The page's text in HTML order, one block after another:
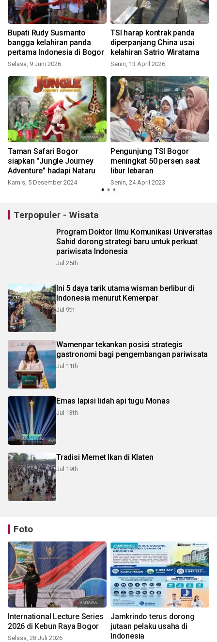
Bupati Rudy Susmanto
bangga kelahiran panda
pertama Indonesia di Bogor
Selasa, 9 Juni 2026
TSI harap kontrak panda
diperpanjang China usai
kelahiran Satrio Wiratama
Senin, 13 April 2026
Taman Safari Bogor
siapkan "Jungle Journey
Adventure" hadapi Nataru
Kamis, 5 Desember 2024
Pengunjung TSI Bogor
meningkat 50 persen saat
libur lebaran
Senin, 24 April 2023
Terpopuler - Wisata
Program Doktor Ilmu Komunikasi Universitas
Sahid dorong strategi baru untuk perkuat
pariwisata Indonesia
Jul 25th
Ini 5 daya tarik utama wisman berlibur di
Indonesia menurut Kemenpar
Jul 9th
Wamenpar tekankan posisi strategis
gastronomi bagi pengembangan pariwisata
Jul 11th
Emas lapisi lidah api tugu Monas
Jul 13th
Tradisi Memet Ikan di Klaten
Jul 19th
Foto
International Lecture Series
2026 di Kebun Raya Bogor
Selasa, 28 Juli 2026
Jamkrindo terus dorong
jutaan pelaku usaha di
Indonesia